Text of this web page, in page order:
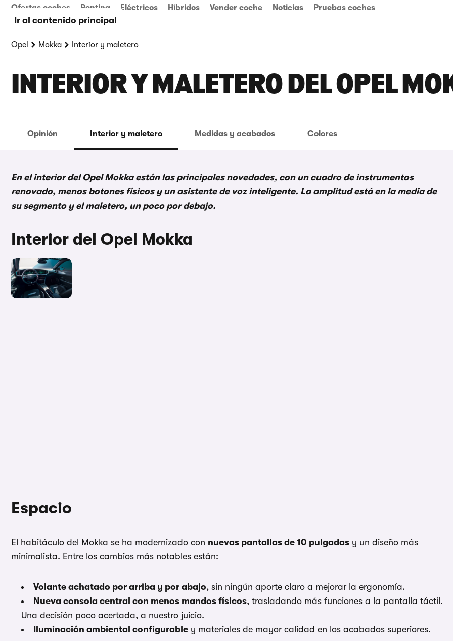
Ir al contenido principal
Ofertas coches Renting Eléctricos Híbridos Vender coche Noticias Pruebas coches
Opel Mokka Interior y maletero
INTERIOR Y MALETERO DEL OPEL
Opinión Interior y maletero Medidas y acabados Colores
En el interior del Opel Mokka están las principales novedades, con un cuadro de instrumentos
renovado, menos botones físicos y un asistente de voz inteligente. La amplitud está en la media de
su segmento y el maletero, un poco por debajo.
Interior del Opel Mokka
Espacio
El habitáculo del Mokka se ha modernizado con nuevas pantallas de 10 pulgadas y un diseño más
minimalista. Entre los cambios más notables están:
Volante achatado por arriba y por abajo, sin ningún aporte claro a mejorar la ergonomía.
Nueva consola central con menos mandos físicos, trasladando más funciones a la pantalla táctil.
Una decisión poco acertada, a nuestro juicio.
Iluminación ambiental configurable y materiales de mayor calidad en los acabados superiores.